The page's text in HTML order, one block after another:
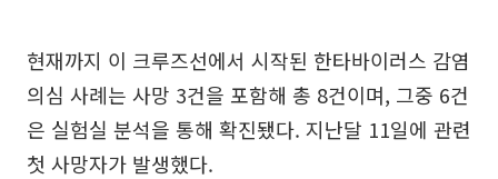
현재까지 이 크루즈선에서 시작된 한타바이러스 감염
의심 사례는 사망 3건을 포함해 총 8건이며, 그중 6건
은 실험실 분석을 통해 확진됐다. 지난달 11일에 관련
첫 사망자가 발생했다.